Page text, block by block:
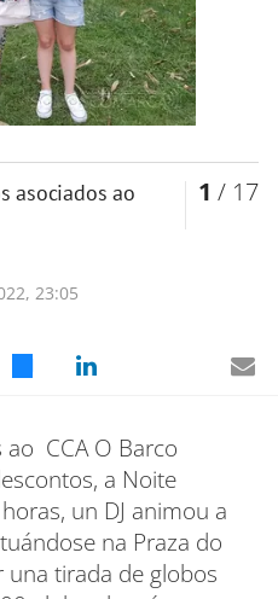
1 / 17
23:05
CCA O Barco
a Noite
un DJ animou a
na Praza do
una tirada de globos